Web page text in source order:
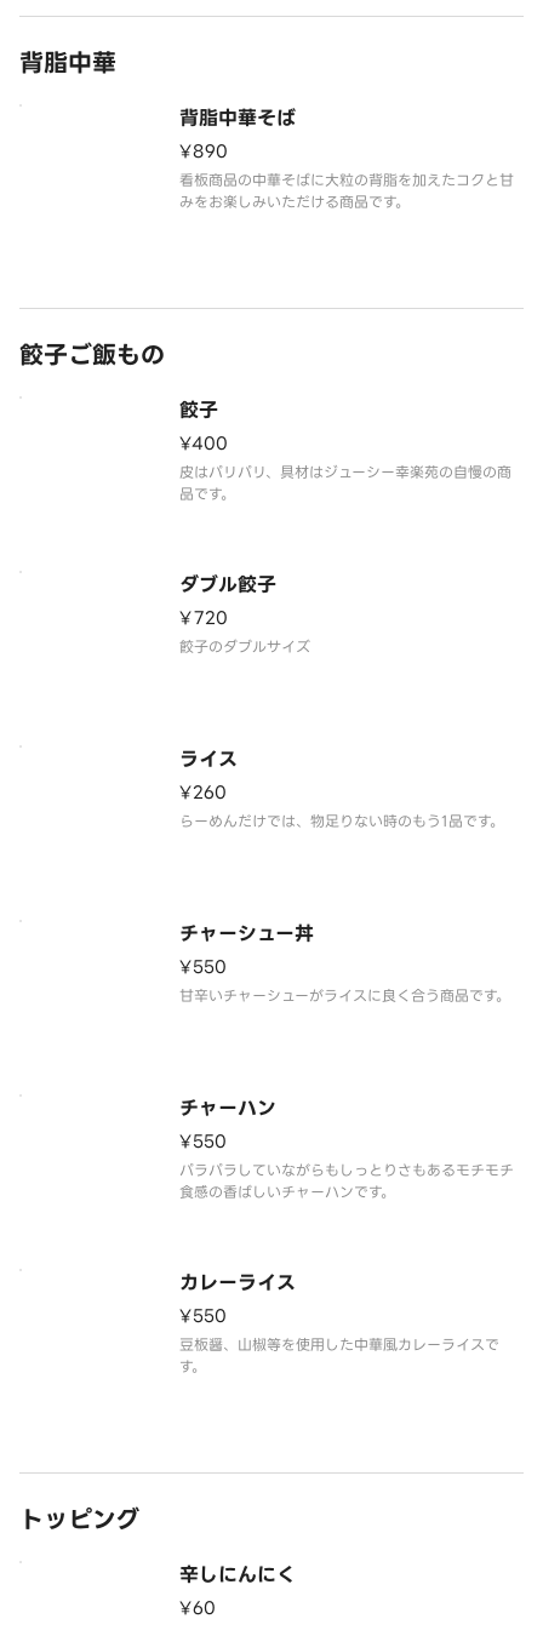
背脂中華
背脂中華そば
¥890
看板商品の中華そばに大粒の背脂を加えたコクと甘
餃子ご飯もの
餃子
¥400
皮はパリパリ、具材はジューシー幸楽苑の自慢の商
ダブル餃子
¥720
ライス
¥260
らーめんだけでは、物足りない時のもう1品です。
チャーシュー丼
¥550
甘辛いチャーシューがライスに良く合う商品です。
チャーハン
¥550
パラパラしていながらもしっとりさもあるモチモチ
食感の香ばしいチャーハンです。
カレーライス
¥550
豆板醤、山椒等を使用した中華風カレーライスで
す。
トッピング
辛しにんにく
¥60